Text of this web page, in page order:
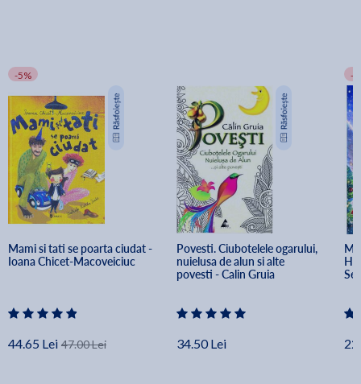
-5%
Mami si tati se poarta ciudat -
Ioana Chicet-Macoveiciuc
44.65 Lei 47.00 Lei
Povesti. Ciubotelele ogarului,
nuielusa de alun si alte
povesti - Calin Gruia
34.50 Lei
-